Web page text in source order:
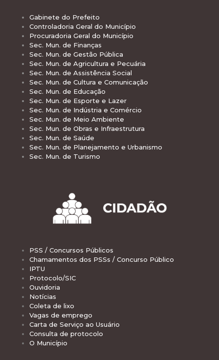
Gabinete do Prefeito
Controladoria Geral do Município
Procuradoria Geral do Município
Sec. Mun. de Finanças
Sec. Mun. de Gestão Pública
Sec. Mun. de Agricultura e Pecuária
Sec. Mun. de Assistência Social
Sec. Mun. de Cultura e Comunicação
Sec. Mun. de Educação
Sec. Mun. de Esporte e Lazer
Sec. Mun. de Indústria e Comércio
Sec. Mun. de Meio Ambiente
Sec. Mun. de Obras e Infraestrutura
Sec. Mun. de Saúde
Sec. Mun. de Planejamento e Urbanismo
Sec. Mun. de Turismo
PSS / Concursos Públicos
Chamamentos dos PSSs / Concurso Público
IPTU
Protocolo/SIC
Ouvidoria
Notícias
Coleta de lixo
Vagas de emprego
Carta de Serviço ao Usuário
Consulta de protocolo
O Município